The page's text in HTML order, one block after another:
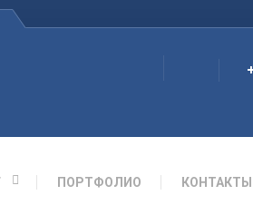
ПОРТФОЛИО КОНТАКТЫ